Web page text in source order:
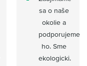
sa o naše
okolie a
podporujeme
ho. Sme
ekologicki.